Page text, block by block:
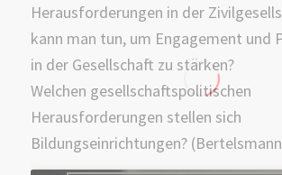
Herausforderungen in der
kann man tun, um Engagement und
in der Gesellschaft zu stärken?
Welchen gesellschaftspolitischen
Herausforderungen stellen sich
Bildungseinrichtungen?